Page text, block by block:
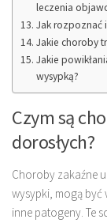
leczenia
Jak rozpoznać
Jakie choroby
Jakie
wysypką?
Czym są
dorosłych?
Choroby zakaźne
wysypki, mogą być
inne patogeny. Te